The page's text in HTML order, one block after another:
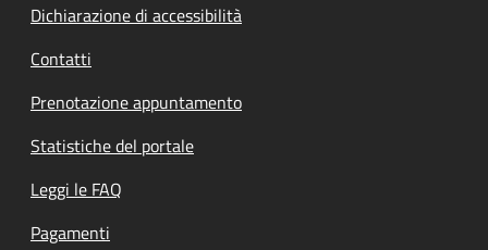
Dichiarazione di accessibilità
Contatti
Prenotazione appuntamento
Statistiche del portale
Leggi le FAQ
Pagamenti